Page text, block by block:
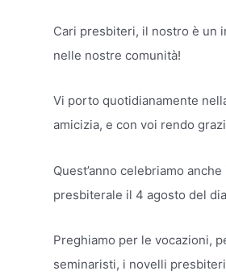
Cari presbiteri, il nostro è un
nelle nostre comunità!
Vi porto quotidianamente
amicizia, e con voi rendo
Quest’anno celebriamo
presbiterale il 4 agosto del
Preghiamo per le vocazioni,
seminaristi, i novelli